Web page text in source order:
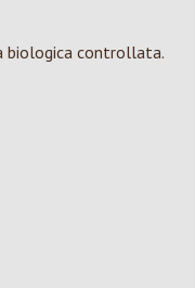
biologica controllata.